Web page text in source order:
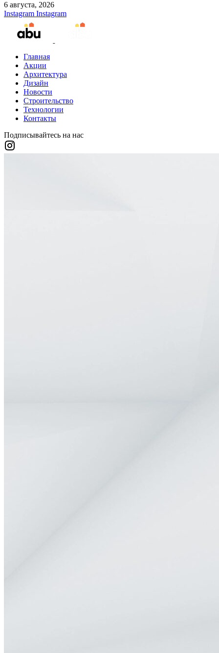
6 августа, 2026
Instagram Instagram
Главная
Акции
Архитектура
Дизайн
Новости
Строительство
Технологии
Контакты
Подписывайтесь на нас